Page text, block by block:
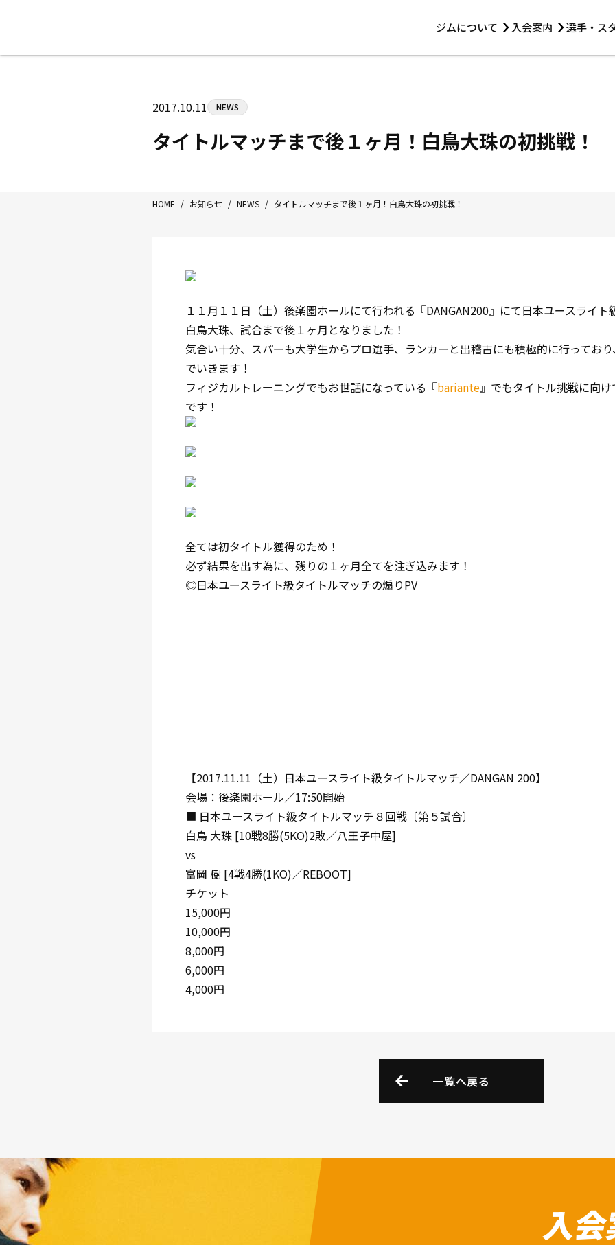
ジムについて 入会案内 選手・ス
Tel/Fax：042-622-7222
選手・スタッフ
2017.10.11 NEWS
タイトルマッチまで後１ヶ月！白鳥大珠の初挑戦！
HOME / お知らせ / NEWS / タイトルマッチまで後１ヶ月！白鳥大珠の初挑戦！
１１月１１日（土）後楽園ホールにて行われる『DANGAN200』にて日本ユースライ
白鳥大珠、試合まで後１ヶ月となりました！
気合い十分、スパーも大学生からプロ選手、ランカーと出稽古にも積極的に行ってお
でいきます！
フィジカルトレーニングでもお世話になっている『bariante』でもタイトル挑戦に向
です！
全ては初タイトル獲得のため！
必ず結果を出す為に、残りの１ヶ月全てを注ぎ込みます！
◎日本ユースライト級タイトルマッチの煽りPV
【2017.11.11（土）日本ユースライト級タイトルマッチ／DANGAN 200】
会場：後楽園ホール／17:50開始
■ 日本ユースライト級タイトルマッチ８回戦〔第５試合〕
白鳥 大珠 [10戦8勝(5KO)2敗／八王子中屋]
vs
富岡 樹 [4戦4勝(1KO)／REBOOT]
チケット
15,000円
10,000円
8,000円
6,000円
4,000円
一覧へ戻る
入